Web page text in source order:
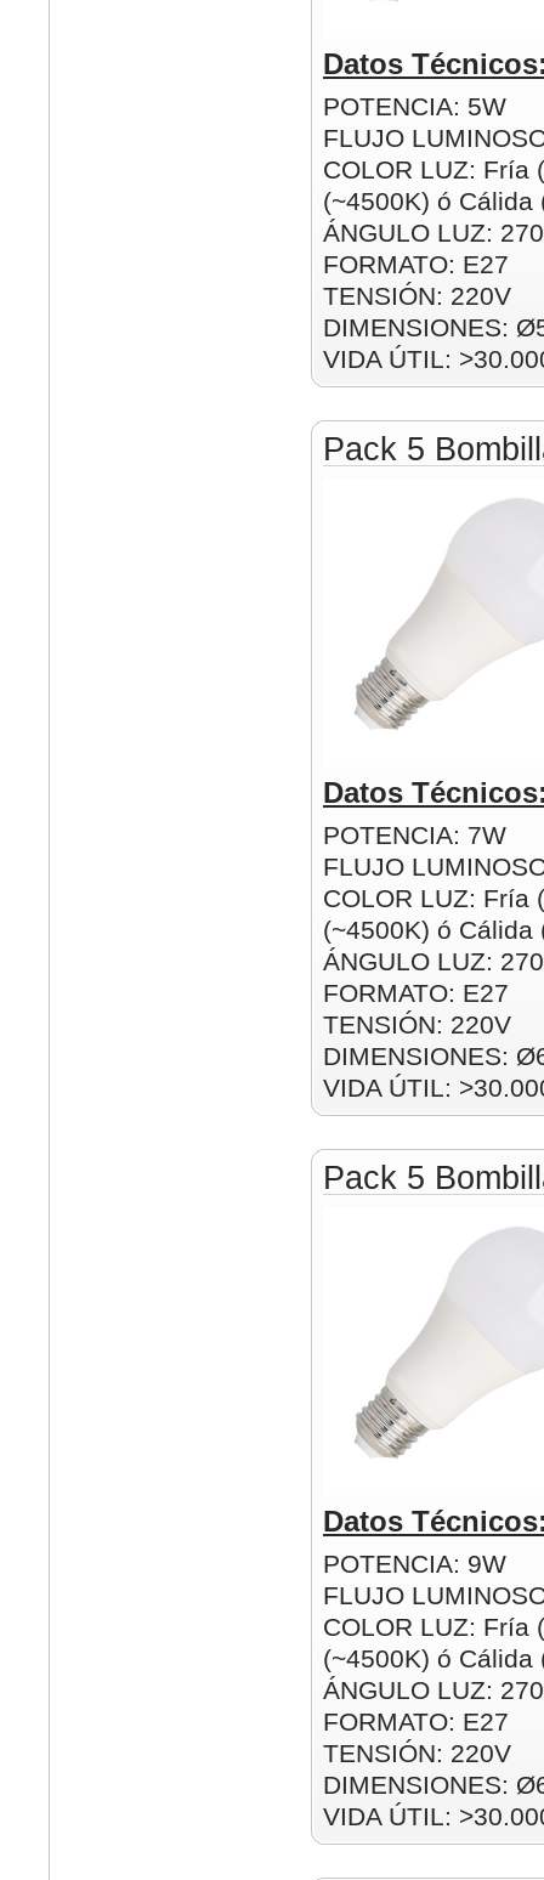
Datos
POTENCIA: 5W
FLUJO
COLOR LUZ: Fría
(~4500K) ó Cálida
ÁNGULO LUZ:
FORMATO: E27
TENSIÓN: 220V
DIMENSIONES:
VIDA ÚTIL:
Pack 5
Datos
POTENCIA: 7W
FLUJO
COLOR LUZ: Fría
(~4500K) ó Cálida
ÁNGULO LUZ:
FORMATO: E27
TENSIÓN: 220V
DIMENSIONES:
VIDA ÚTIL:
Pack 5
Datos
POTENCIA: 9W
FLUJO
COLOR LUZ: Fría
(~4500K) ó Cálida
ÁNGULO LUZ:
FORMATO: E27
TENSIÓN: 220V
DIMENSIONES:
VIDA ÚTIL: